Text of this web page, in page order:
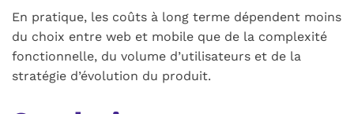
En pratique, les coûts à long terme dépendent moins
du choix entre web et mobile que de la complexité
fonctionnelle, du volume d’utilisateurs et de la
stratégie d’évolution du produit.